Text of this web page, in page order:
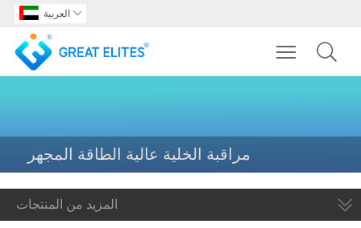
العربية 
Toggle
مراقبة الخلية عالية الطاقة المجهر
المزيد من المنتجات